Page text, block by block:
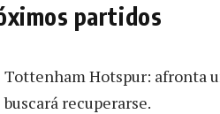
partidos
Tottenham Hotspur: afronta
buscará recuperarse.